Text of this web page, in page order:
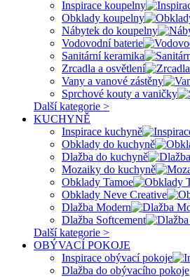
Inspirace koupelny
Obklady koupelny
Nábytek do koupelny
Vodovodní baterie
Sanitární keramika
Zrcadla a osvětlení
Vany a vanové zástěny
Sprchové kouty a vaničky
Další kategorie >
KUCHYNĚ
Inspirace kuchyně
Obklady do kuchyně
Dlažba do kuchyně
Mozaiky do kuchyně
Obklady Tamoe
Obklady Neve Creative
Dlažba Modern
Dlažba Softcement
Další kategorie >
OBÝVACÍ POKOJE
Inspirace obývací pokoje
Dlažba do obývacího pokoje